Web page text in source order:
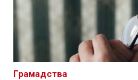
Грамадства